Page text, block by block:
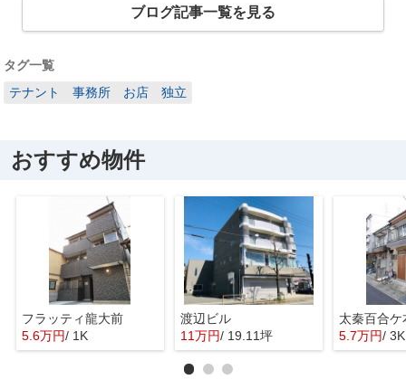
ブログ記事一覧を見る
タグ一覧
テナント 事務所 お店 独立
おすすめ物件
フラッティ龍大前
5.6万円/ 1K
渡辺ビル
11万円/ 19.11坪
太秦百合ケ
5.7万円/ 3K